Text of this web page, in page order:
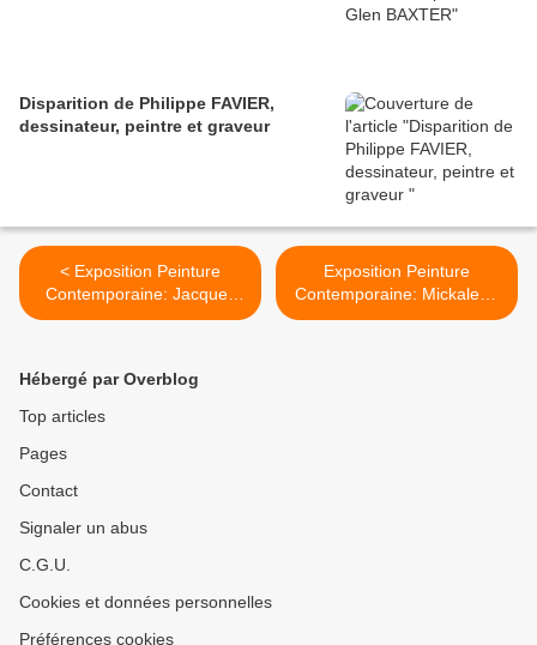
Disparition de Philippe FAVIER,
dessinateur, peintre et graveur
< Exposition Peinture
Contemporaine: Jacques
CHARLIER « Peintures
Exposition Peinture
Contemporaine: Mickalene
THOMAS « Jet : Beautés
Hébergé par Overblog
Top articles
Pages
Contact
Signaler un abus
C.G.U.
Cookies et données personnelles
Préférences cookies